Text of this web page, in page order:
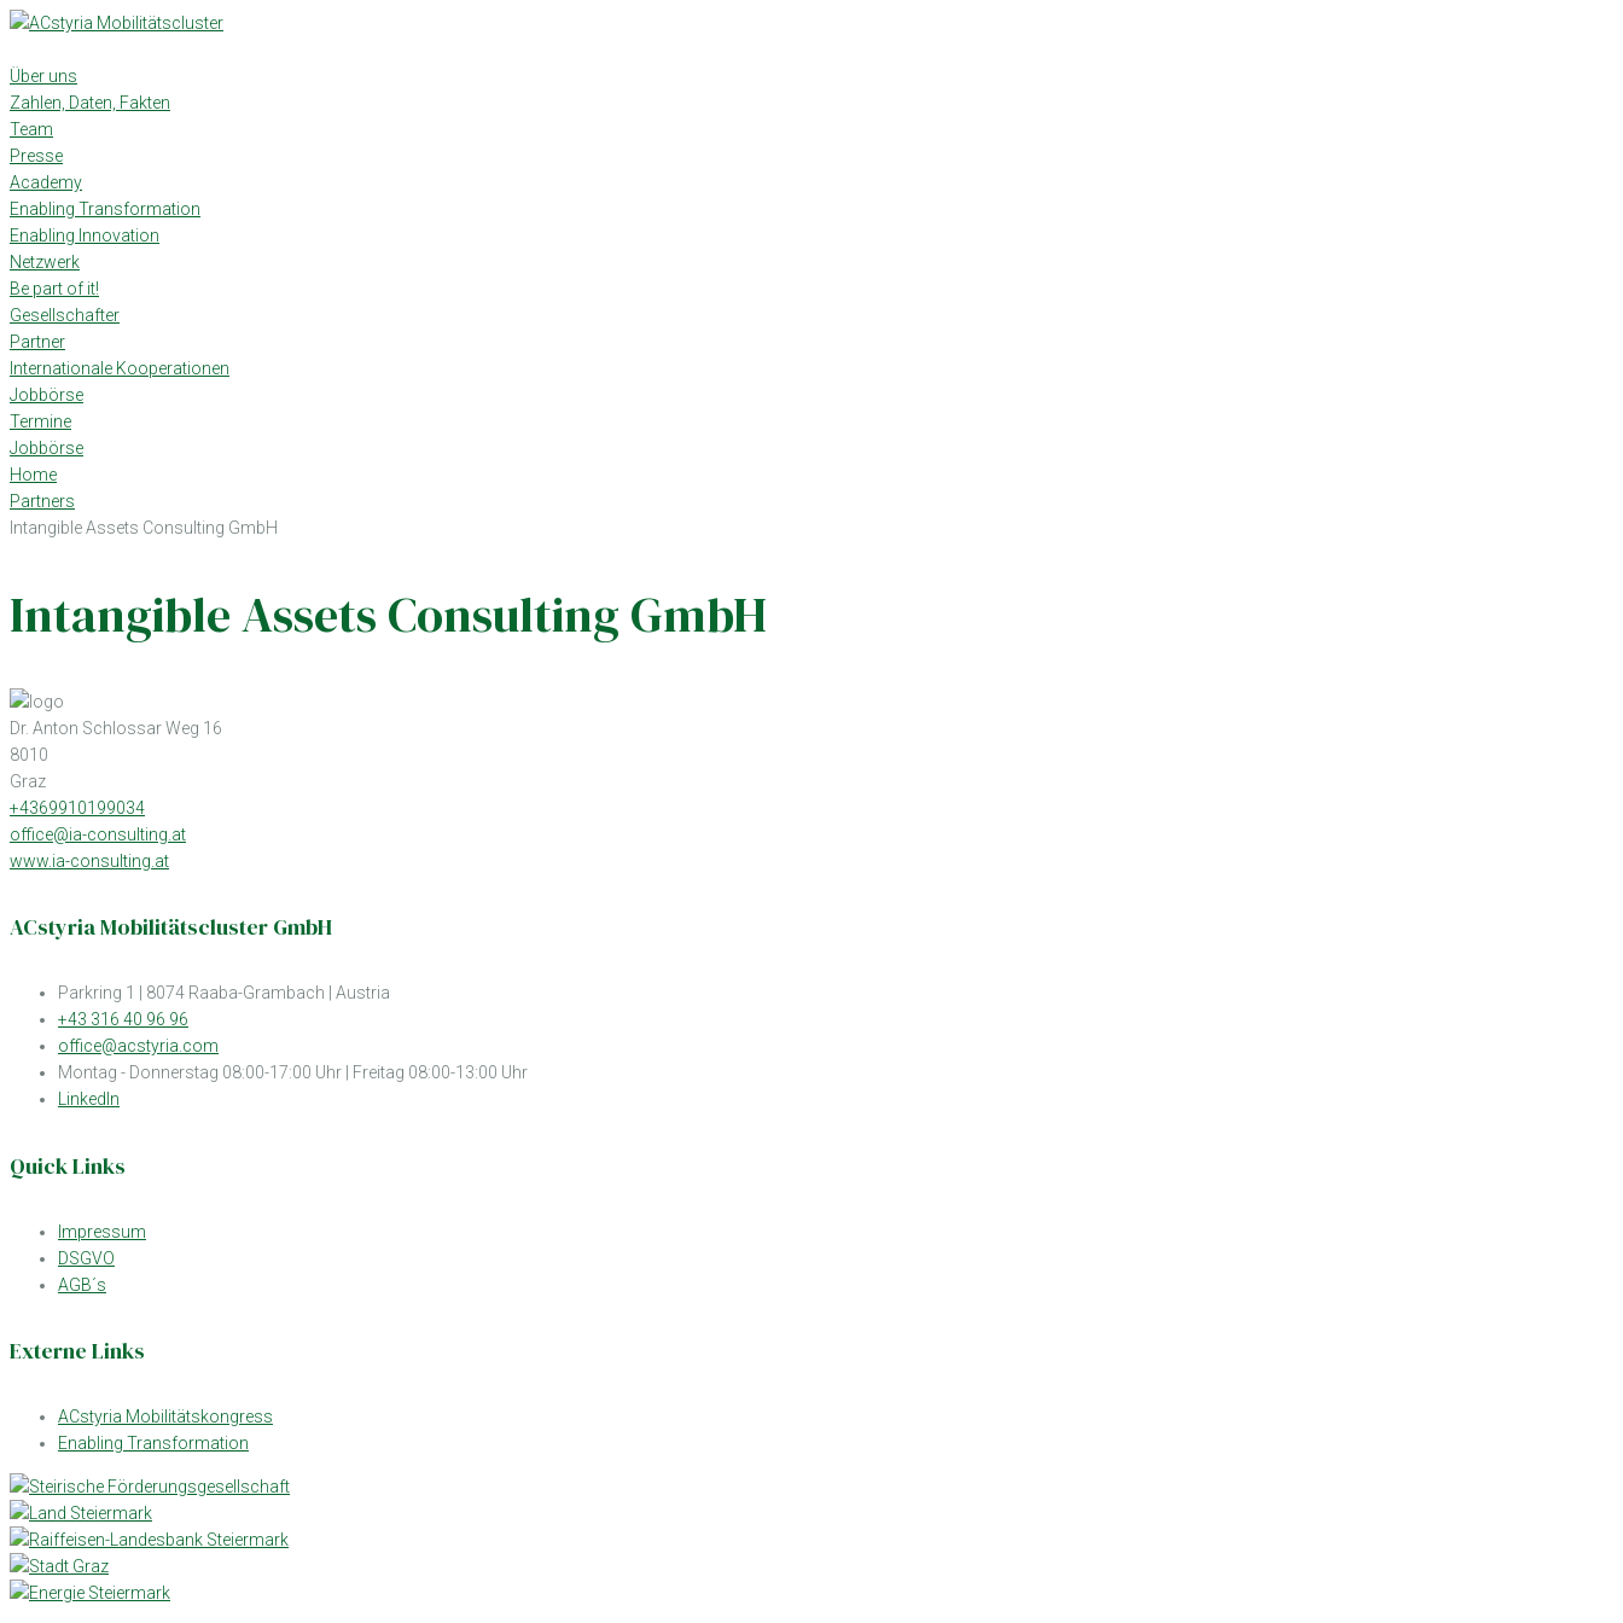
Skip
content
Über uns
Zahlen, Daten, Fakten
Team
Presse
Academy
Enabling Transformation
Enabling Innovation
Netzwerk
Be part of it!
Gesellschafter
Partner
Internationale Kooperationen
Jobbörse
Termine
Jobbörse
Home
Partners
Intangible Assets Consulting GmbH
Intangible Assets Consulting GmbH
Dr. Anton Schlossar Weg 16
8010
Graz
+4369910199034
office@ia-consulting.at
www.ia-consulting.at
ACstyria Mobilitätscluster GmbH
Parkring 1 | 8074 Raaba-Grambach | Austria
+43 316 40 96 96
office@acstyria.com
Montag - Donnerstag 08:00-17:00 Uhr | Freitag 08:00-13:00 Uhr
LinkedIn
Quick Links
Impressum
DSGVO
AGB´s
Externe Links
ACstyria Mobilitätskongress
Enabling Transformation